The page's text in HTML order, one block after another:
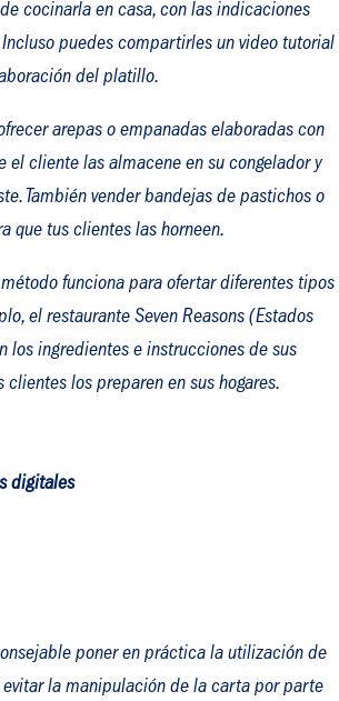
cocinarla en casa, con las indicaciones
puedes compartirles un video tutorial
del platillo.
arepas o empanadas elaboradas con
el cliente las almacene en su congelador y
También vender bandejas de pastichos o
que tus clientes las horneen.
funciona para ofertar diferentes tipos
el restaurante Seven Reasons (Estados
los ingredientes e instrucciones de sus
clientes los preparen en sus hogares.
digitales
poner en práctica la utilización de
la manipulación de la carta por parte